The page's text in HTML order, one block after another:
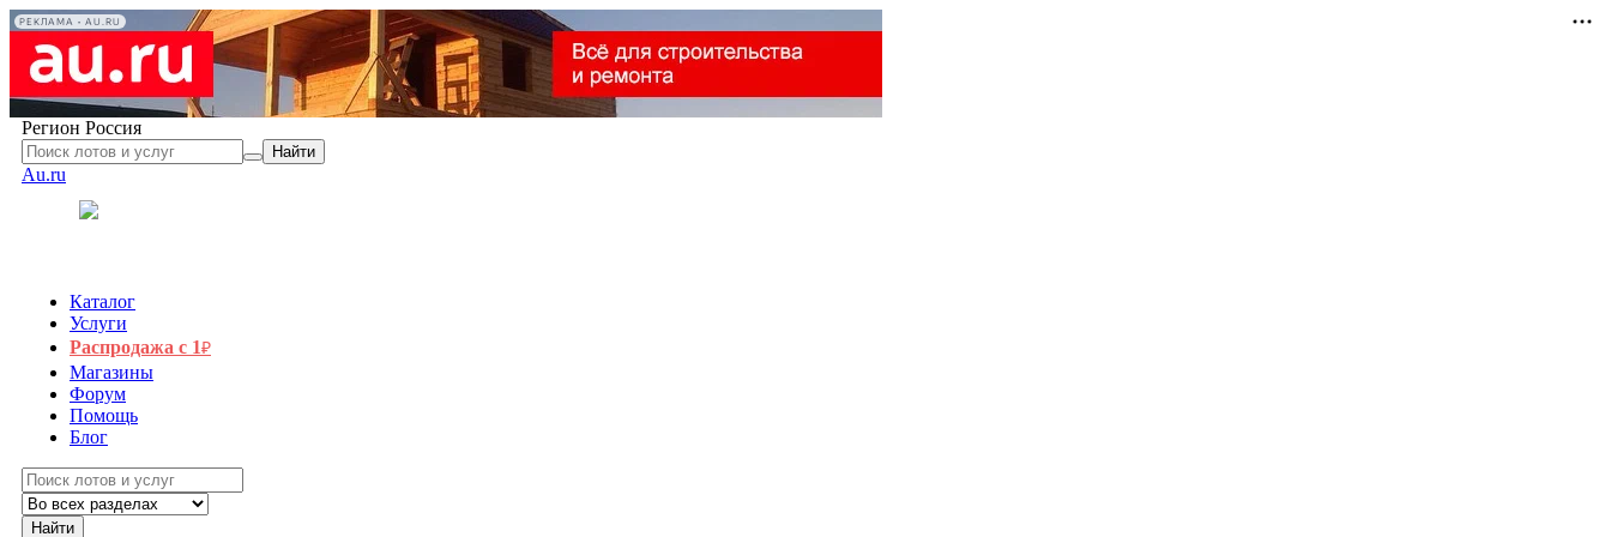
РЕКЛАМА • AU.RU
Регион Россия
Найти
Au.ru
Каталог
Услуги
Распродажа с 1₽
Магазины
Форум
Помощь
Блог
Найти